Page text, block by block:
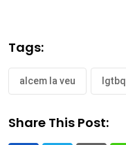
Tags:
alcem la veu lgtbq
Share This Post: